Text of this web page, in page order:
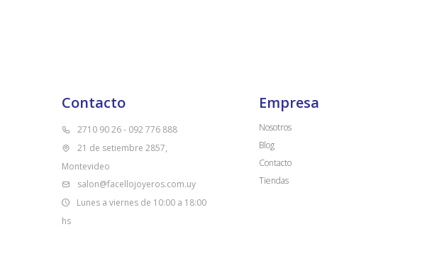
Contacto
2710 90 26 - 092 776 888
21 de setiembre 2857,
Montevideo
salon@facellojoyeros.com.uy
Lunes a viernes de 10:00 a 18:00
hs
Empresa
Nosotros
Blog
Contacto
Tiendas